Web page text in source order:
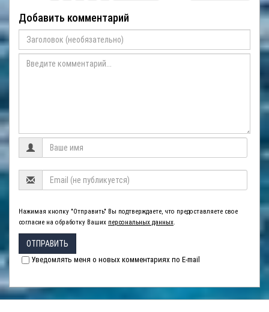
Добавить комментарий
Нажимая кнопку "Отправить" Вы подтверждаете, что предоставляете свое
согласие на обработку Ваших персональных данных.
ОТПРАВИТЬ
Уведомлять меня о новых комментариях по E-mail